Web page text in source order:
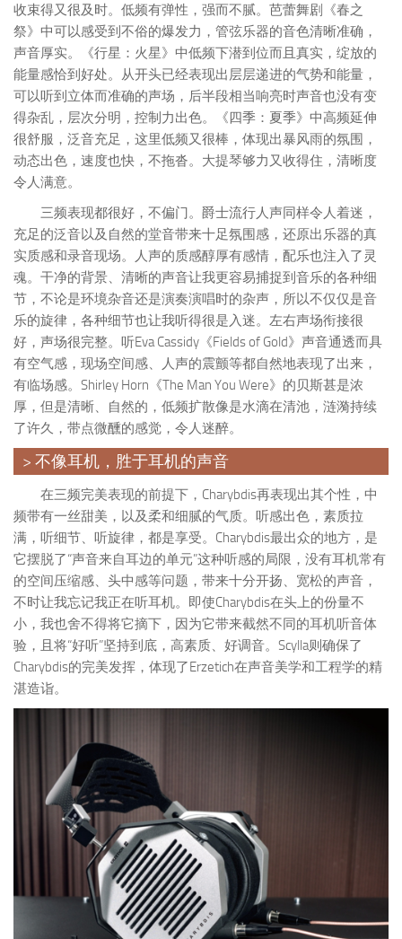
收束得又很及时。低频有弹性，强而不腻。芭蕾舞剧《春之
祭》中可以感受到不俗的爆发力，管弦乐器的音色清晰准确，
声音厚实。《行星：火星》中低频下潜到位而且真实，绽放的
能量感恰到好处。从开头已经表现出层层递进的气势和能量，
可以听到立体而准确的声场，后半段相当响亮时声音也没有变
得杂乱，层次分明，控制力出色。《四季：夏季》中高频延伸
很舒服，泛音充足，这里低频又很棒，体现出暴风雨的氛围，
动态出色，速度也快，不拖沓。大提琴够力又收得住，清晰度
令人满意。
三频表现都很好，不偏门。爵士流行人声同样令人着迷，
充足的泛音以及自然的堂音带来十足氛围感，还原出乐器的真
实质感和录音现场。人声的质感醇厚有感情，配乐也注入了灵
魂。干净的背景、清晰的声音让我更容易捕捉到音乐的各种细
节，不论是环境杂音还是演奏演唱时的杂声，所以不仅仅是音
乐的旋律，各种细节也让我听得很是入迷。左右声场衔接很
好，声场很完整。听Eva Cassidy《Fields of Gold》声音通透而具
有空气感，现场空间感、人声的震颤等都自然地表现了出来，
有临场感。Shirley Horn《The Man You Were》的贝斯甚是浓
厚，但是清晰、自然的，低频扩散像是水滴在清池，涟漪持续
了许久，带点微醺的感觉，令人迷醉。
> 不像耳机，胜于耳机的声音
在三频完美表现的前提下，Charybdis再表现出其个性，中
频带有一丝甜美，以及柔和细腻的气质。听感出色，素质拉
满，听细节、听旋律，都是享受。Charybdis最出众的地方，是
它摆脱了“声音来自耳边的单元”这种听感的局限，没有耳机常有
的空间压缩感、头中感等问题，带来十分开扬、宽松的声音，
不时让我忘记我正在听耳机。即使Charybdis在头上的份量不
小，我也舍不得将它摘下，因为它带来截然不同的耳机听音体
验，且将“好听”坚持到底，高素质、好调音。Scylla则确保了
Charybdis的完美发挥，体现了Erzetich在声音美学和工程学的精
湛造诣。